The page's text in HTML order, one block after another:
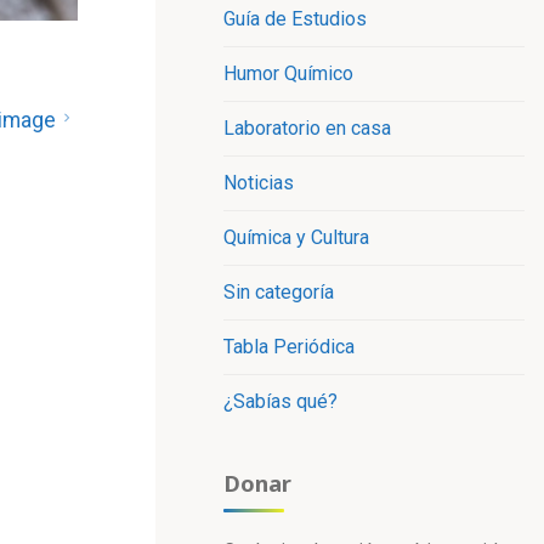
Guía de Estudios
Humor Químico
Laboratorio en casa
Noticias
Química y Cultura
Sin categoría
Tabla Periódica
¿Sabías qué?
Donar